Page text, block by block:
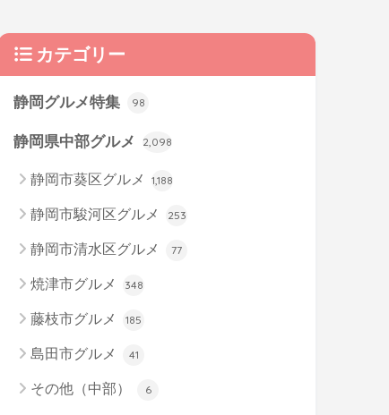
カテゴリー
静岡グルメ特集 98
静岡県中部グルメ 2,098
静岡市葵区グルメ 1,188
静岡市駿河区グルメ 253
静岡市清水区グルメ 77
焼津市グルメ 348
藤枝市グルメ 185
島田市グルメ 41
その他（中部） 6